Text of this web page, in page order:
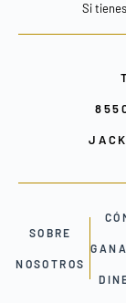
Si
SOBRE
NOSOTROS